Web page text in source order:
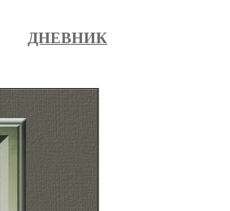
ДНЕВНИК